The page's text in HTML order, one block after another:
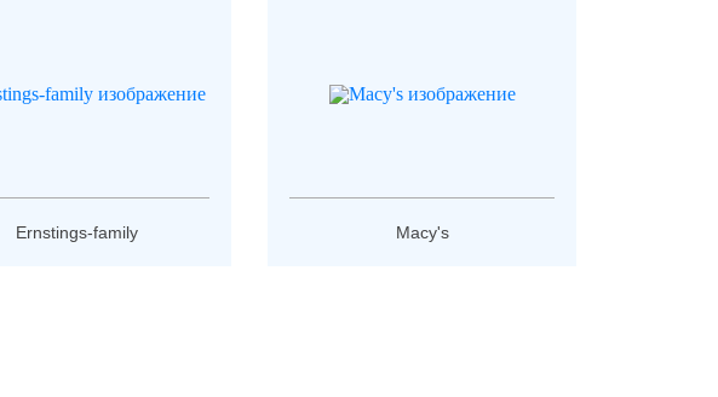
Ernstings-family Macy's